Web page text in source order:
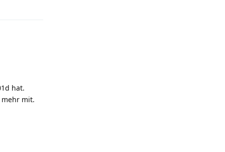
hat.
mehr mit.